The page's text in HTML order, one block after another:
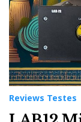
Reviews Testes